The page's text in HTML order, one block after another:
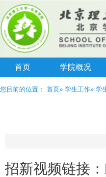
首页 学院概况
您目前的位置： 首页» 学生工作» 学
招新视频链接：